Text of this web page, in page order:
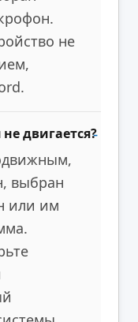
не
двигается?
выбран
или им